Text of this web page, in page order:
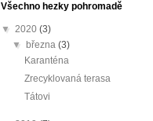
Všechno hezky pohromadě
▼ 2020 (3)
▼
března(3)
Karanténa
Zrecyklovaná terasa
Tátovi